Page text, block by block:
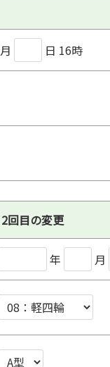
月 日 16時
2回目の変更
年 月